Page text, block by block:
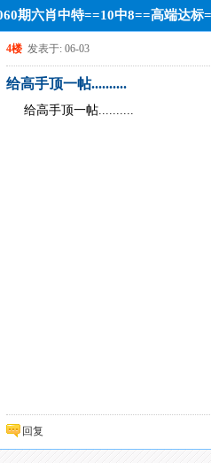
期六肖中特==10中8==高端达标
4楼 发表于: 06-03
给高手顶一帖..........
给高手顶一帖..........
回复